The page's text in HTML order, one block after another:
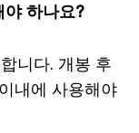
야 하나요?
니다. 개봉 후
내에 사용해야